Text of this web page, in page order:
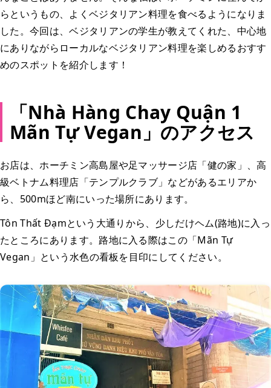
らというもの、よくベジタリアン料理を食べるようになりま
した。今回は、ベジタリアンの学生が教えてくれた、中心地
にありながらローカルなベジタリアン料理を楽しめるおすす
めのスポットを紹介します！
「Nhà Hàng Chay Quận 1
Mãn Tự Vegan」のアクセス
お店は、ホーチミン高島屋や足マッサージ店「健の家」、高
級ベトナム料理店「テンプルクラブ」などがあるエリアか
ら、500mほど南にいった場所にあります。
Tôn Thất Đạmという大通りから、少しだけヘム(路地)に入っ
たところにあります。路地に入る際はこの「Mãn Tự
Vegan」という水色の看板を目印にしてください。